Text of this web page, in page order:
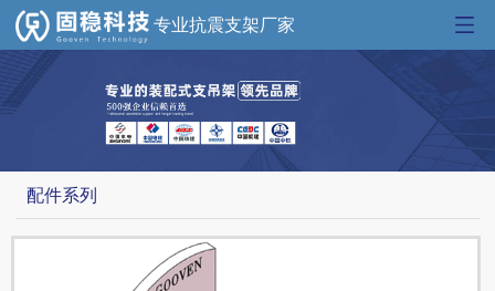
专业抗震支架厂家
配件系列